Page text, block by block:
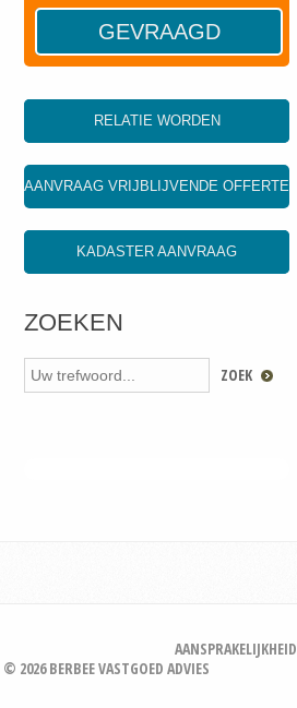
GEVRAAGD
RELATIE WORDEN
AANVRAAG VRIJBLIJVENDE OFFERTE
KADASTER AANVRAAG
ZOEKEN
AANSPRAKELIJKHEID
© 2026 BERBEE VASTGOED ADVIES